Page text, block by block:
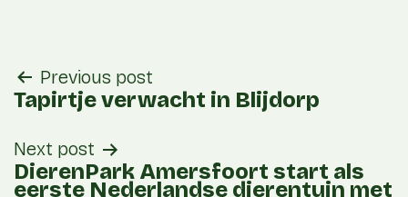
post
navigation
Previous post
Tapirtje verwacht in Blijdorp
Next post
DierenPark Amersfoort start als
eerste Nederlandse dierentuin met